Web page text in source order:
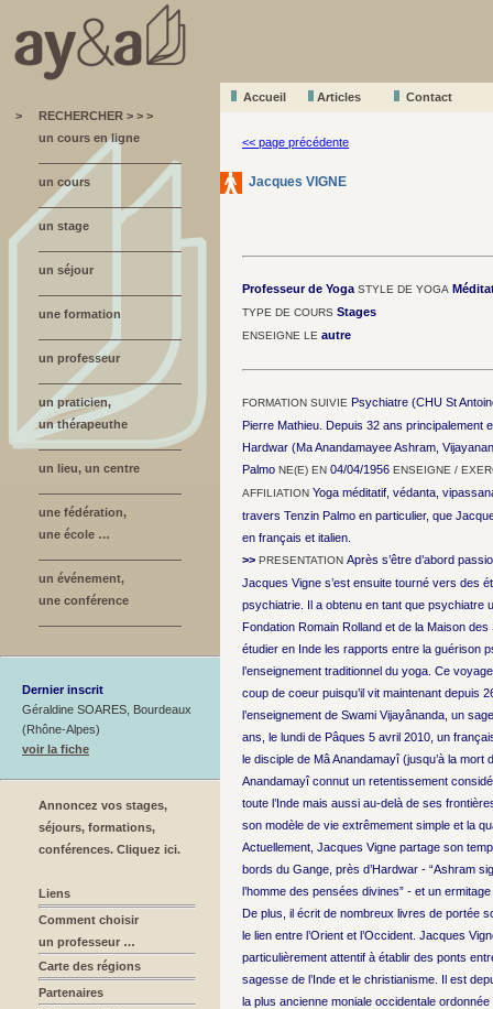
Accueil Articles
Contact
>
RECHERCHER > > >
un cours en ligne
un cours
un stage
un séjour
une formation
un professeur
un praticien,
un thérapeuthe
un lieu, un centre
une fédération,
une école …
un événement,
une conférence
Dernier inscrit
Géraldine SOARES, Bourdeaux
(Rhône-Alpes)
voir la fiche
Annoncez vos stages,
séjours, formations,
conférences. Cliquez ici.
Liens
Comment choisir
un professeur …
Carte des régions
Partenaires
<< page précédente
Jacques VIGNE
Professeur de Yoga STYLE DE YOGA
TYPE DE COURS Stages
ENSEIGNE LE autre
FORMATION SUIVIE Psychiatre (CHU St
Pierre Mathieu. Depuis 32 ans principalement
Hardwar (Ma Anandamayee Ashram,
Palmo NE(E) EN 04/04/1956 ENSEIGNE /
AFFILIATION Yoga méditatif, védanta,
travers Tenzin Palmo en particulier, que
en français et italien.
>> PRESENTATION Après s’être d’abord
Jacques Vigne s’est ensuite tourné vers des
psychiatrie. Il a obtenu en tant que psychiatre
Fondation Romain Rolland et de la Maison des
étudier en Inde les rapports entre la guérison
l’enseignement traditionnel du yoga. Ce
coup de coeur puisqu’il vit maintenant depuis
l’enseignement de Swami Vijayânanda, un
ans, le lundi de Pâques 5 avril 2010, un
le disciple de Mâ Anandamayî (jusqu’à la mort
Anandamayî connut un retentissement
toute l’Inde mais aussi au-delà de ses
son modèle de vie extrêmement simple et la
Actuellement, Jacques Vigne partage son
bords du Gange, près d’Hardwar - “Ashram
l’homme des pensées divines” - et un
De plus, il écrit de nombreux livres de portée
le lien entre l’Orient et l’Occident. Jacques
particulièrement attentif à établir des ponts
sagesse de l’Inde et le christianisme. Il est
la plus ancienne moniale occidentale